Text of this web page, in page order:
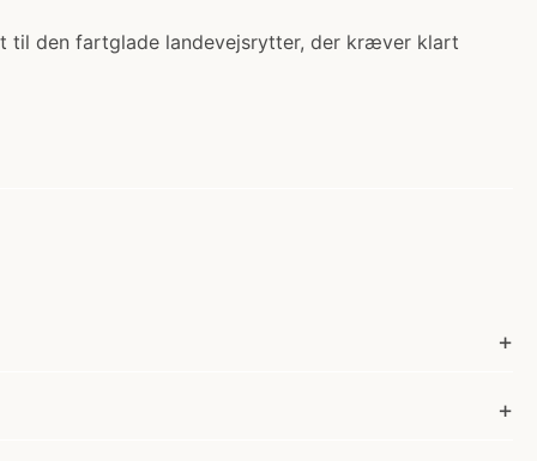
til den fartglade landevejsrytter, der kræver klart